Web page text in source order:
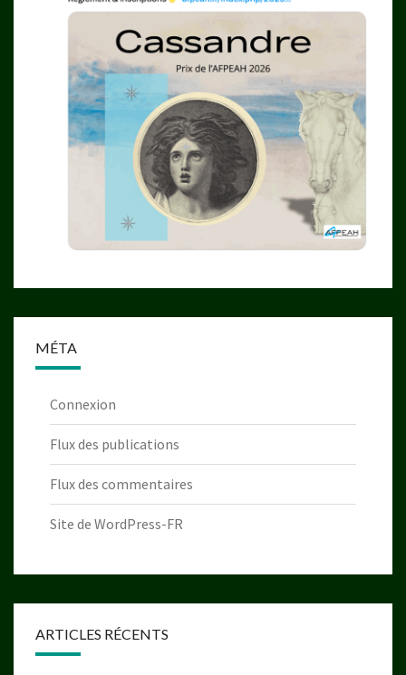
MÉTA
Connexion
Flux des publications
Flux des commentaires
Site de WordPress-FR
ARTICLES RÉCENTS